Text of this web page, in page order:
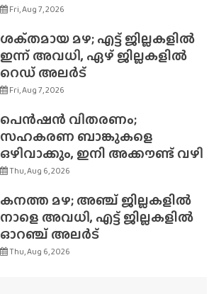
Fri, Aug 7, 2026
ശക്‌തമായ മഴ; എട്ട് ജില്ലകളിൽ
ഇന്ന് അവധി, ഏഴ് ജില്ലകളിൽ
റെഡ് അലർട്
Fri, Aug 7, 2026
പെൻഷൻ വിതരണം;
സഹകരണ ബാങ്കുകളെ
ഒഴിവാക്കും, ഇനി അക്കൗണ്ട് വഴി
Thu, Aug 6, 2026
കനത്ത മഴ; അഞ്ച് ജില്ലകളിൽ
നാളെ അവധി, എട്ട് ജില്ലകളിൽ
ഓറഞ്ച് അലർട്
Thu, Aug 6, 2026